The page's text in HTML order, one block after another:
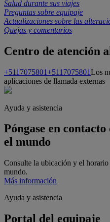
Salud durante sus viajes
Preguntas sobre equipaje
Actualizaciones sobre las
Quejas y comentarios
Centro de atención
+5117075801 +5117075801Los
aplicaciones de llamada externas
Ayuda y asistencia
Póngase en
el mundo
Consulte la ubicación y el horario
mundo.
Más información
Ayuda y asistencia
Portal del equipaje